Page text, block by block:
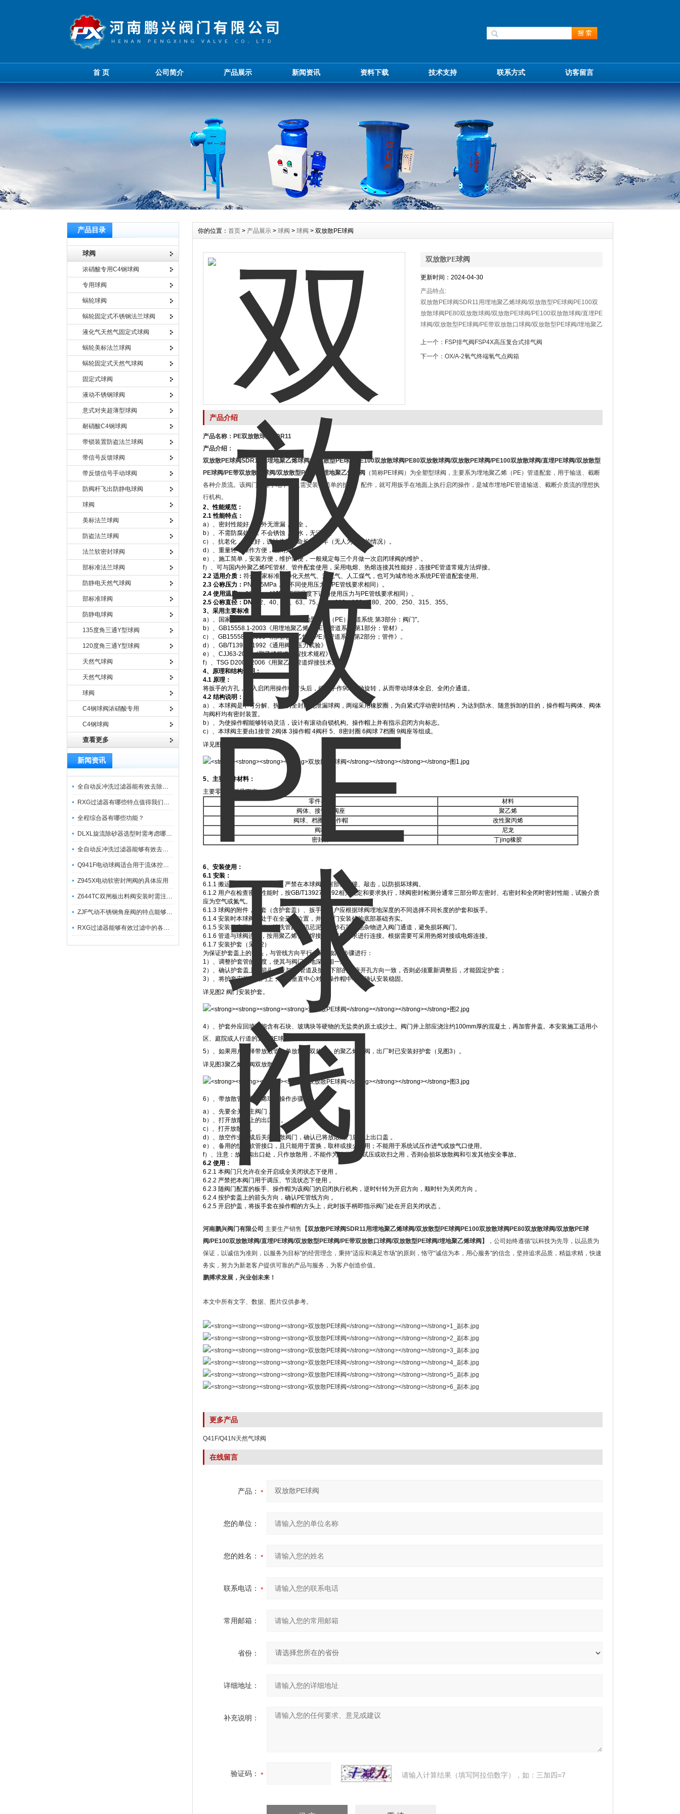
首 页 公司简介 产品展示 新闻资讯 资料下载 技术支持 联系方式 访客留言
产品目录
球阀
浓硝酸专用C4钢球阀
专用球阀
蜗轮球阀
蜗轮固定式不锈钢法兰球阀
液化气天然气固定式球阀
蜗轮美标法兰球阀
蜗轮固定式天然气球阀
固定式球阀
液动不锈钢球阀
意式对夹超薄型球阀
耐硝酸C4钢球阀
带锁装置防盗法兰球阀
带信号反馈球阀
带反馈信号手动球阀
防阀杆飞出防静电球阀
球阀
美标法兰球阀
防盗法兰球阀
法兰软密封球阀
部标准法兰球阀
防静电天然气球阀
部标准球阀
防静电球阀
135度角三通Y型球阀
120度角三通Y型球阀
天然气球阀
天然气球阀
球阀
C4钢球阀浓硝酸专用
C4钢球阀
查看更多
新闻资讯
全自动反冲洗过滤器能有效去除过滤介质上的杂质
RXG过滤器有哪些特点值得我们选择？
全程综合器有哪些功能？
DLXL旋流除砂器选型时需考虑哪些因素？
全自动反冲洗过滤器能够有效去除不同粒径的固体杂
Q941F电动球阀适合用于流体控制需要迅速反应的场合
Z945X电动软密封闸阀的具体应用
Z644TC双闸板出料阀安装时需注意哪些事项？
ZJF气动不锈钢角座阀的特点能够稳定地控制介质流量
RXG过滤器能够有效过滤中的各种杂质
你的位置： 首页 > 产品展示 > 球阀 > 球阀 > 双放散PE球阀
双放散PE球阀
更新时间：2024-04-30
产品特点:
双放散PE球阀SDR11用埋地聚乙烯球阀/双放散型PE球阀PE100双
放散球阀PE80双放散球阀/双放散PE球阀/PE100双放散球阀/直埋PE
球阀/双放散型PE球阀/PE带双放散口球阀/双放散型PE球阀/埋地聚乙
管道配套，用于输送、截断各种介质流。该阀门直埋于地下，是城市
埋地PE管道输送。
上一个： FSP排气阀FSP4X高压复合式排气阀
下一个： OX/A-2氧气终端氧气点阀箱
产品介绍
产品名称： PE双放散球阀SDR11
产品介绍：
双放散PE球阀SDR11 用埋地聚乙烯球阀/ 双放散型PE球阀 PE100双放散球阀 PE80双放散球阀/双放散PE球阀/PE100双放散球阀/直埋PE球阀/双放散型
PE球阀/PE带双放散口球阀/双放散型PE 球阀 埋地聚乙烯球阀 （简称PE球阀） 为全塑型球阀，主要系为埋地聚乙烯（PE）管道配套，用于输送、截断
各种介质流。该阀门直埋于地下，只需安装很简单的护套、配件，就可用扳手在地面上执行启闭操作，是城市埋地PE管道输送、截断介质流的理想执
行机构。
2、性能规范：
2.1性能特点：
a）、密封性能好，内外无泄漏，安全 。
b）、不需防腐处理，不会锈蚀，防水，无污染 。
c）、抗老化，韧性好，设计使用寿命长达50年（无人为损坏的情况）。
d）、重量轻，操作方便，启闭力矩小 。
e）、施工简单，安装方便，维护简便，一般规定每三个月做一次启闭球阀的维护 。
f）、可与国内外聚乙烯PE管材、管件配套使用，采用电熔、热熔连接其性能好，连接PE管道常规方法焊接。
2.2 适用介质： 符合国家标准的净化天然气、液化气、人工煤气，也可为城市给水系统PE管道配套使用。
2.3 公称压力： PN≤0.5MPa，（不同使用压力与PE管线要求相同）。
2.4 使用温度：-20 ~ +40℃
，不同温度下该阀使用压力与PE管线要求相同）。
2.5 公称直径： DN
=32、40、50、63、75、90、110、160、180、200、250、315、355。
3、采用主要标准：
a）、国家标准GB15558.3-2008“用埋地聚乙烯（PE）管道系统 第3部分：阀门"。
b）、GB15558.1-2003《用埋地聚乙烯（PE）管道系统 第1部分：管材》。
c）、GB15558.2-2005《用埋地聚乙烯（PE）管道系统 第2部分；管件》。
d）、GB/T13927-1992《通用阀门压力试验》。
e）、CJJ63-2008《聚乙烯管道工程技术规程》
f）、TSG D2002-2006《用聚乙烯管道焊接技术规则》
4、原理和结构说明：
4.1 原理：
将扳手的方孔，套入启闭用操作帽方头后，使扳手作90°手动旋转，从而带动球体全启、全闭介通道。
4.2 结构说明：
a）、本球阀是不可分解、拆卸的全封闭无泄漏球阀，两端采用橡胶圈，为自紧式浮动密封结构，为达到防水、随意拆卸的目的，操作帽与阀体、阀体
与阀杆均有密封装置。
b）、为使操作帽能够转动灵活，设计有滚动自锁机构。操作帽上并有指示启闭方向标志。
c）、本球阀主要由1接管 2阀体 3操作帽 4阀杆 5、8密封圈 6阀球 7档圈 9阀座等组成。
详见图一 阀门剖面简图。
5、主要零件材料：
主要零件材料见下表
零件名称
材料
阀体、接管、阀座
聚乙烯
阀球、档圈、操作帽
改性聚丙烯
阀杆
尼龙
密封件
丁jing橡胶
6、安装使用：
6.1 安装：
6.1.1 搬运球阀时应轻拿轻放，严禁在本球阀任何部位碰撞、敲击，以防损坏球阀。
6.1.2 用户在检查密封性能时，按GB/T13927-1992相关规定和要求执行，球阀密封检测分通常三部分即左密封、右密封和全闭时密封性能，试验介质
应为空气或氮气。
6.1.3 球阀的附件，护套（含护套盖）、扳手，用户应根据球阀埋地深度的不同选择不同长度的护套和扳手。
6.1.4 安装时本球阀应处于在全开启位置，并将阀门安装处的底部基础夯实。
6.1.5 安装前应严格吹扫、清洗管路，切忌泥土、砂石等其他杂物进入阀门通道，避免损坏阀门。
6.1.6 管道与球阀连接，按用聚乙烯管道焊接技术规则要求进行连接。根据需要可采用热熔对接或电熔连接。
6.1.7 安装护套（见图2）
为保证护套盖上的箭头，与管线方向平行，应按如下步骤进行：
1）、调整护套管的高度，使其与阀门埋地深度相一致；
2）、确认护套盖上的箭头，应与PE管道及护套下部的鞍座开孔方向一致，否则必须重新调整后，才能固定护套；
3）、将护套安装在阀门上，使其垂直中心对正操作帽中心，确认安装稳固。
详见图2 阀门安装护套。
4）、护套外应回填不能含有石块、玻璃块等硬物的无盐类的原土或沙土。阀门井上部应浇注约100mm厚的混凝土，再加窨井盖。本安装施工适用小
区、庭院或人行道的直埋PE球阀。
5）、如果用户选择带放散管（单放散或双放散）的聚乙烯球阀，出厂时已安装好护套（见图3）。
详见图3聚乙烯球阀双放散型。
6）、带放散管的聚乙烯球阀操作步骤：
a）、先要全关闭主阀门 。
b）、打开放散阀上的出口盖 。
c）、打开放散阀 。
d）、放空作业完成后关闭放散阀门，确认已将放散阀门后盖上出口盖 。
e）、备用的快速软管接口，且只能用于置换，取样或接火炬用；不能用于系统试压作进气或放气口使用。
f）、注意：放散阀出口处，只作放散用，不能作为管道系统试压或吹扫之用，否则会损坏放散阀和引发其他安全事故。
6.2 使用：
6.2.1 本阀门只允许在全开启或全关闭状态下使用 。
6.2.2 严禁把本阀门用于调压、节流状态下使用 。
6.2.3 随阀门配置的板手、操作帽为该阀门的启闭执行机构，逆时针转为开启方向，顺时针为关闭方向 。
6.2.4 按护套盖上的箭头方向，确认PE管线方向 。
6.2.5 开启护盖，将扳手套在操作帽的方头上，此时扳手柄即指示阀门处在开启关闭状态 。
河南鹏兴阀门有限公司 主要生产销售 【双放散PE球阀SDR11用埋地聚乙烯球阀/双放散型PE球阀 PE100双放散球阀 PE80双放散球阀/双放散PE球
阀/PE100双放散球阀/直埋PE球阀/双放散型PE球阀/PE带双放散口球阀/双放散型PE球阀/埋地聚乙烯球阀 】
，公司始终遵循“以科技为先导，以品质为
保证，以诚信为准则，以服务为目标"的经营理念，秉持“适应和满足市场"的原则，恪守“诚信为本，用心服务"的信念，坚持追求品质，精益求精，快速
务实，努力为新老客户提供可靠的产品与服务，为客户创造价值。
鹏搏求发展，兴业创未来！
本文中所有文字、数据、图片仅供参考。
更多产品
Q41F/Q41N天然气球阀
在线留言
产品：
您的单位：
您的姓名：
联系电话：
常用邮箱：
省份：
详细地址：
补充说明：
验证码： 请输入计算结果（填写阿拉伯数字），如：三加四=7